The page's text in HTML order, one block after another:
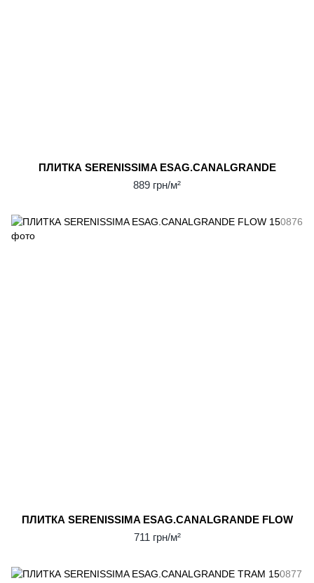
ПЛИТКА SERENISSIMA ESAG.CANALGRANDE
889 грн/м²
ПЛИТКА SERENISSIMA ESAG.CANALGRANDE FLOW
711 грн/м²